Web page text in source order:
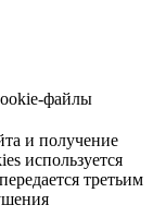
файлы
и получение
используется
третьим